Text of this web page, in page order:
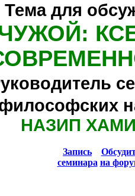
Тема для
НАЗИП
Запись
семинара на